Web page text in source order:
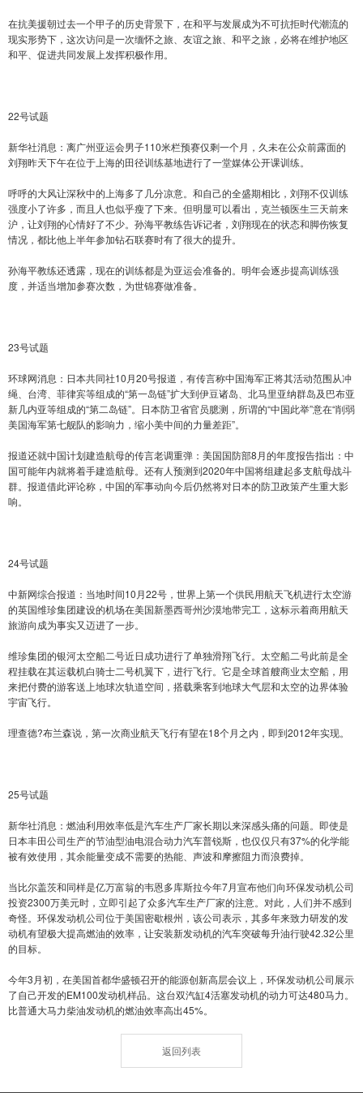
在抗美援朝过去一个甲子的历史背景下，在和平与发展成为不可抗拒时代潮流的
现实形势下，这次访问是一次缅怀之旅、友谊之旅、和平之旅，必将在维护地区
和平、促进共同发展上发挥积极作用。
22号试题
新华社消息：离广州亚运会男子110米栏预赛仅剩一个月，久未在公众前露面的
刘翔昨天下午在位于上海的田径训练基地进行了一堂媒体公开课训练。
呼呼的大风让深秋中的上海多了几分凉意。和自己的全盛期相比，刘翔不仅训练
强度小了许多，而且人也似乎瘦了下来。但明显可以看出，克兰顿医生三天前来
沪，让刘翔的心情好了不少。孙海平教练告诉记者，刘翔现在的状态和脚伤恢复
情况，都比他上半年参加钻石联赛时有了很大的提升。
孙海平教练还透露，现在的训练都是为亚运会准备的。明年会逐步提高训练强
度，并适当增加参赛次数，为世锦赛做准备。
23号试题
环球网消息：日本共同社10月20号报道，有传言称中国海军正将其活动范围从冲
绳、台湾、菲律宾等组成的“第一岛链”扩大到伊豆诸岛、北马里亚纳群岛及巴布亚
新几内亚等组成的“第二岛链”。日本防卫省官员臆测，所谓的“中国此举”意在“削弱
美国海军第七舰队的影响力，缩小美中间的力量差距”。
报道还就中国计划建造航母的传言老调重弹：美国国防部8月的年度报告指出：中
国可能年内就将着手建造航母。还有人预测到2020年中国将组建起多支航母战斗
群。报道借此评论称，中国的军事动向今后仍然将对日本的防卫政策产生重大影
响。
24号试题
中新网综合报道：当地时间10月22号，世界上第一个供民用航天飞机进行太空游
的英国维珍集团建设的机场在美国新墨西哥州沙漠地带完工，这标示着商用航天
旅游向成为事实又迈进了一步。
维珍集团的银河太空船二号近日成功进行了单独滑翔飞行。太空船二号此前是全
程挂载在其运载机白骑士二号机翼下，进行飞行。它是全球首艘商业太空船，用
来把付费的游客送上地球次轨道空间，搭载乘客到地球大气层和太空的边界体验
宇宙飞行。
理查德?布兰森说，第一次商业航天飞行有望在18个月之内，即到2012年实现。
25号试题
新华社消息：燃油利用效率低是汽车生产厂家长期以来深感头痛的问题。即使是
日本丰田公司生产的节油型油电混合动力汽车普锐斯，也仅仅只有37%的化学能
被有效使用，其余能量变成不需要的热能、声波和摩擦阻力而浪费掉。
当比尔盖茨和同样是亿万富翁的韦恩多库斯拉今年7月宣布他们向环保发动机公司
投资2300万美元时，立即引起了众多汽车生产厂家的注意。对此，人们并不感到
奇怪。环保发动机公司位于美国密歇根州，该公司表示，其多年来致力研发的发
动机有望极大提高燃油的效率，让安装新发动机的汽车突破每升油行驶42.32公里
的目标。
今年3月初，在美国首都华盛顿召开的能源创新高层会议上，环保发动机公司展示
了自己开发的EM100发动机样品。这台双汽缸4活塞发动机的动力可达480马力。
比普通大马力柴油发动机的燃油效率高出45%。
返回列表